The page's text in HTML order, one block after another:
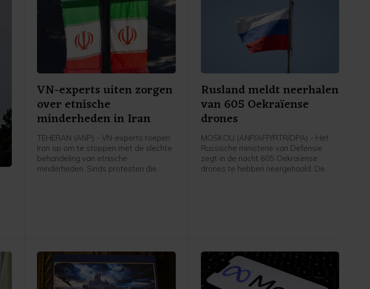
VN-experts uiten zorgen
over etnische
minderheden in Iran
TEHERAN (ANP) - VN-experts roepen
Iran op om te stoppen met de slechte
behandeling van etnische
minderheden. Sinds protesten die
Rusland meldt neerhalen
van 605 Oekraïense
drones
MOSKOU (ANP/AFP/RTR/DPA) - Het
Russische ministerie van Defensie
zegt in de nacht 605 Oekraïense
drones te hebben neergehaald. De